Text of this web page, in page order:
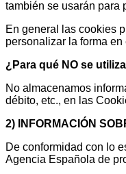
también se usarán para
En general las cookies
personalizar la forma
¿Para qué NO se
No almacenamos
débito, etc., en las
2) INFORMACIÓN
De conformidad con lo
Agencia Española de